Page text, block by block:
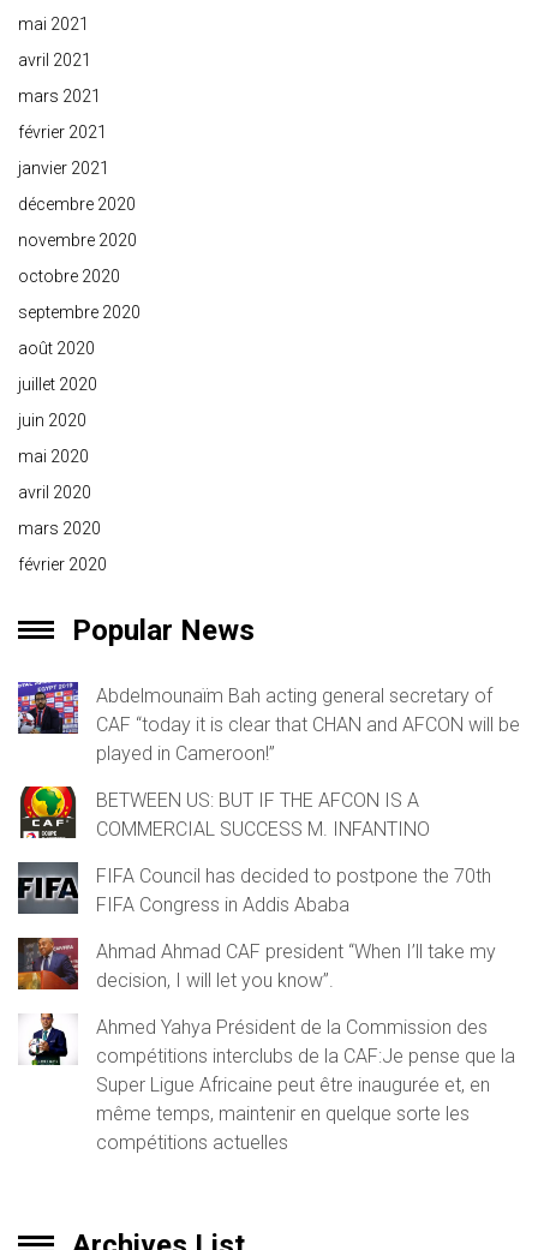
mai 2021
avril 2021
mars 2021
février 2021
janvier 2021
décembre 2020
novembre 2020
octobre 2020
septembre 2020
août 2020
juillet 2020
juin 2020
mai 2020
avril 2020
mars 2020
février 2020
Popular News
Abdelmounaïm Bah acting general secretary of
CAF “today it is clear that CHAN and AFCON will be
played in Cameroon!”
BETWEEN US: BUT IF THE AFCON IS A
COMMERCIAL SUCCESS M. INFANTINO
FIFA Council has decided to postpone the 70th
FIFA Congress in Addis Ababa
Ahmad Ahmad CAF president “When I’ll take my
decision, I will let you know”.
Ahmed Yahya Président de la Commission des
compétitions interclubs de la CAF:Je pense que la
Super Ligue Africaine peut être inaugurée et, en
même temps, maintenir en quelque sorte les
compétitions actuelles